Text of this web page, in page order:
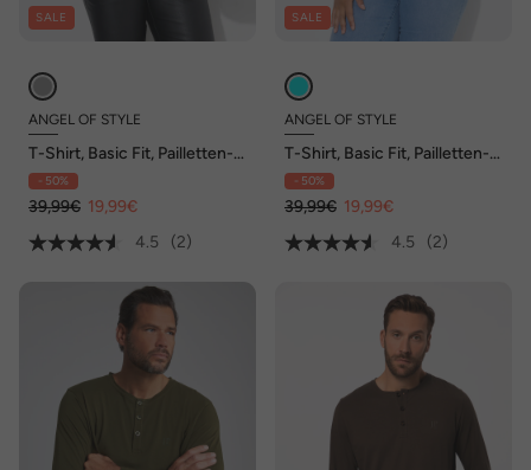
SALE
ANGEL OF STYLE
T-Shirt, Basic Fit, Pailletten-
Stern, Langarm
- 50%
39,99€ 19,99€
4.5
(2)
SALE
ANGEL OF STYLE
T-Shirt, Basic Fit, Pailletten-
Stern, Langarm
- 50%
39,99€ 19,99€
4.5
(2)